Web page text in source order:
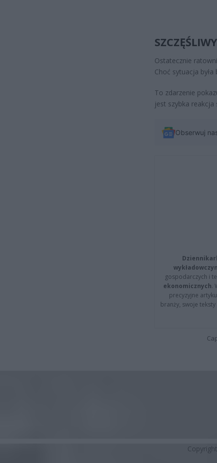
Ostatecznie
Choć sytuacja
To zdarzenie
jest szybka reakcja
Obserwuj
gospodarczych i
ekonomicznych.
precyzyjne
branży, swoje